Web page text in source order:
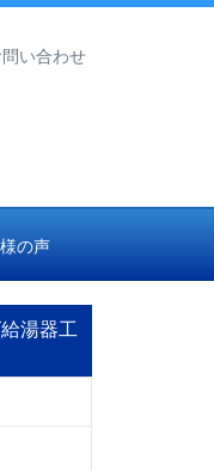
い合わせ
の声
湯器工